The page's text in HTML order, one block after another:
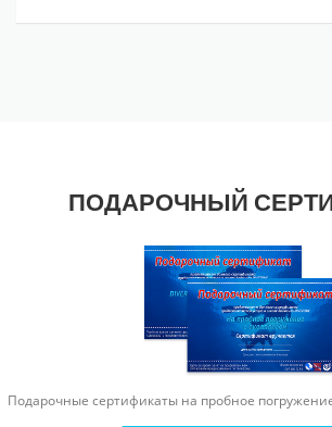
ПОДАРОЧНЫЙ
Подарочные сертификаты на пробное